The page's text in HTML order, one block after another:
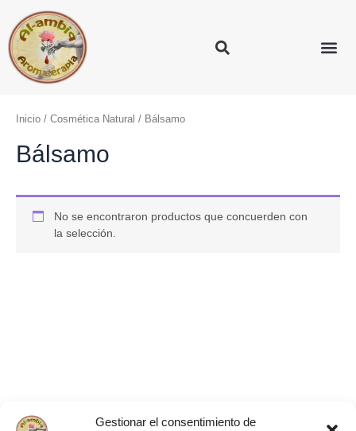
Gestionar el consentimiento de
Inicio / Cosmética Natural / Bálsamo
Bálsamo
No se encontraron productos que concuerden con
la selección.